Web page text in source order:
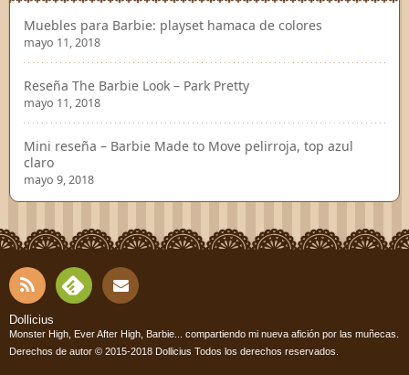
Muebles para Barbie: playset hamaca de colores
mayo 11, 2018
Reseña The Barbie Look – Park Pretty
mayo 11, 2018
Mini reseña – Barbie Made to Move pelirroja, top azul
claro
mayo 9, 2018
RSS
dly
acto
Dollicius
Monster High, Ever After High, Barbie... compartiendo mi nueva afición por las muñecas.
Derechos de autor © 2015-2018 Dollicius Todos los derechos reservados.